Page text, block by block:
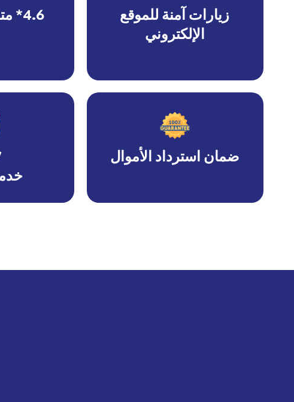
زيارات آمنة للموقع
الإلكتروني
4.6* متوسط التقييم
ضمان استرداد الأموال